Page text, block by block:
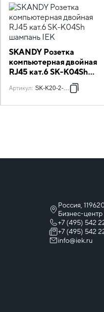
SKANDY Розетка
компьютерная двойная
RJ45 кат.6 SK-K04Sh
Артикул: SK-K20-2-K37
Россия,
Бизнес-центр
+7 (495) 542
+7 (495) 542
info@iek.ru